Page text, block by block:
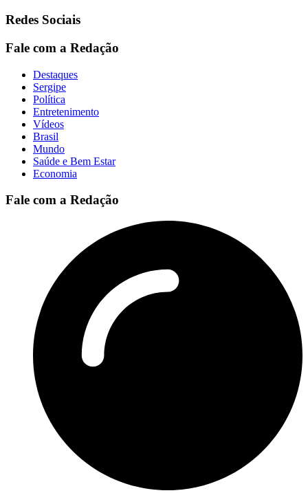
Redes Sociais
Fale com a Redação
Destaques
Sergipe
Política
Entretenimento
Vídeos
Brasil
Mundo
Saúde e Bem Estar
Economia
Fale com a Redação